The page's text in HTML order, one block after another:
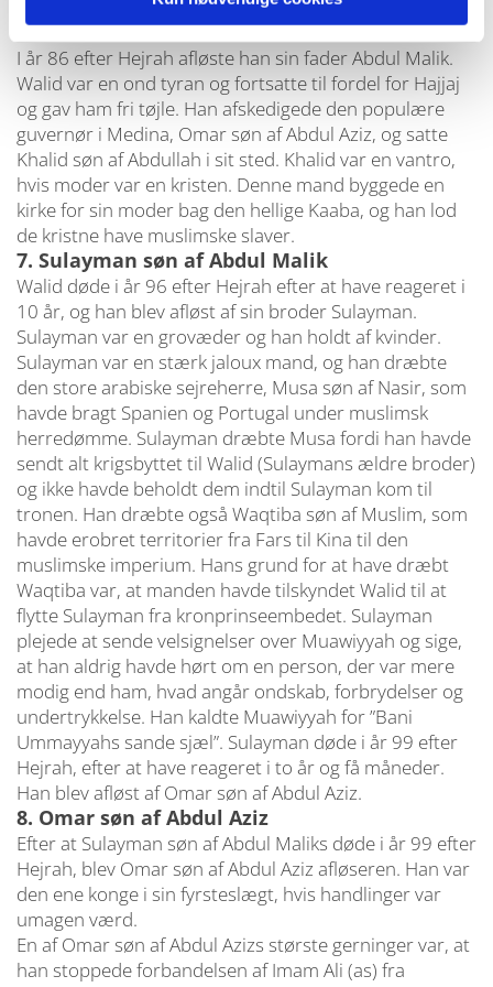
og 30.000 kvinder i hans fængsel.
6. Walid søn af Abdul Malik
I år 86 efter Hejrah afløste han sin fader Abdul Malik.
Walid var en ond tyran og fortsatte til fordel for Hajjaj
og gav ham fri tøjle. Han afskedigede den populære
guvernør i Medina, Omar søn af Abdul Aziz, og satte
Khalid søn af Abdullah i sit sted. Khalid var en vantro,
hvis moder var en kristen. Denne mand byggede en
kirke for sin moder bag den hellige Kaaba, og han lod
de kristne have muslimske slaver.
7. Sulayman søn af Abdul Malik
Walid døde i år 96 efter Hejrah efter at have reageret i
10 år, og han blev afløst af sin broder Sulayman.
Sulayman var en grovæder og han holdt af kvinder.
Sulayman var en stærk jaloux mand, og han dræbte
den store arabiske sejreherre, Musa søn af Nasir, som
havde bragt Spanien og Portugal under muslimsk
herredømme. Sulayman dræbte Musa fordi han havde
sendt alt krigsbyttet til Walid (Sulaymans ældre broder)
og ikke havde beholdt dem indtil Sulayman kom til
tronen. Han dræbte også Waqtiba søn af Muslim, som
havde erobret territorier fra Fars til Kina til den
muslimske imperium. Hans grund for at have dræbt
Waqtiba var, at manden havde tilskyndet Walid til at
flytte Sulayman fra kronprinseembedet. Sulayman
plejede at sende velsignelser over Muawiyyah og sige,
at han aldrig havde hørt om en person, der var mere
modig end ham, hvad angår ondskab, forbrydelser og
undertrykkelse. Han kaldte Muawiyyah for ”Bani
Ummayyahs sande sjæl”. Sulayman døde i år 99 efter
Hejrah, efter at have reageret i to år og få måneder.
Han blev afløst af Omar søn af Abdul Aziz.
8. Omar søn af Abdul Aziz
Efter at Sulayman søn af Abdul Maliks døde i år 99 efter
Hejrah, blev Omar søn af Abdul Aziz afløseren. Han var
den ene konge i sin fyrsteslægt, hvis handlinger var
umagen værd.
En af Omar søn af Abdul Azizs største gerninger var, at
han stoppede forbandelsen af Imam Ali (as) fra